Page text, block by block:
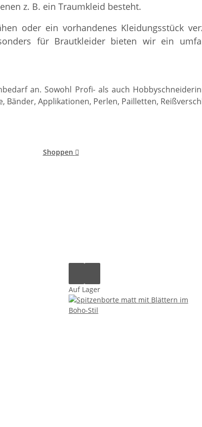
z. B. ein Traumkleid besteht.
oder ein vorhandenes Kleidungsstück
für Brautkleider bieten wir ein
an. Sowohl Profi- als auch
Bänder, Applikationen, Perlen, Pailletten,
Shoppen 
Auf Lager